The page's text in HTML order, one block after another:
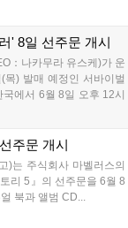
' 8일 선주문 개시
：나카무라 유스케)가 운
) 발매 예정인 서바이벌
에서 6월 8일 오후 12시
주문 개시
)는 주식회사 마벨러스의
리 5』의 선주문을 6월 8
북과 앨범 CD...